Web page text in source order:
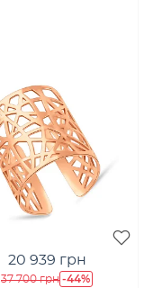
20 939 грн
37 700 грн -44%